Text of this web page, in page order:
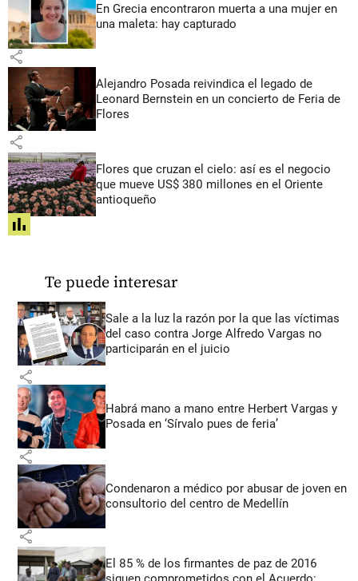
En Grecia encontraron muerta a una mujer en
una maleta: hay capturado
share
Alejandro Posada reivindica el legado de
Leonard Bernstein en un concierto de Feria de
Flores
share
Flores que cruzan el cielo: así es el negocio
que mueve US$ 380 millones en el Oriente
antioqueño
share
Te puede interesar
Sale a la luz la razón por la que las víctimas
del caso contra Jorge Alfredo Vargas no
participarán en el juicio
share
Habrá mano a mano entre Herbert Vargas y
Posada en ‘Sírvalo pues de feria’
share
Condenaron a médico por abusar de joven en
consultorio del centro de Medellín
share
El 85 % de los firmantes de paz de 2016